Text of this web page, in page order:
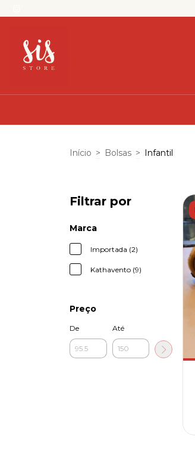
Início > Bolsas > Infantil
Filtrar por
Marca
Importada (2)
Kathavento (9)
Preço
De Até